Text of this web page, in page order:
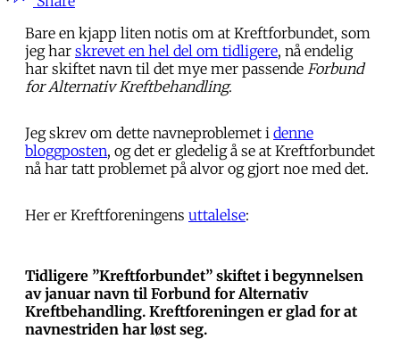
Bare en kjapp liten notis om at Kreftforbundet, som
jeg har skrevet en hel del om tidligere, nå endelig
har skiftet navn til det mye mer passende Forbund
for Alternativ Kreftbehandling.
Jeg skrev om dette navneproblemet i denne
bloggposten, og det er gledelig å se at Kreftforbundet
nå har tatt problemet på alvor og gjort noe med det.
Her er Kreftforeningens uttalelse:
Tidligere ”Kreftforbundet” skiftet i begynnelsen
av januar navn til Forbund for Alternativ
Kreftbehandling. Kreftforeningen er glad for at
navnestriden har løst seg.